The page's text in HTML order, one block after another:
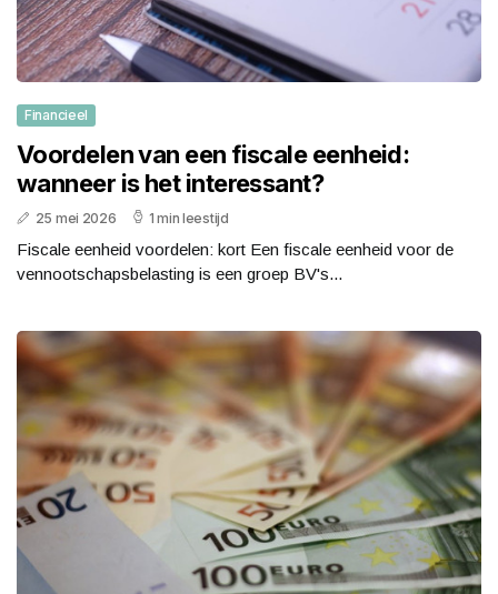
Financieel
Voordelen van een fiscale eenheid:
wanneer is het interessant?
25 mei 2026 1 min leestijd
Fiscale eenheid voordelen: kort Een fiscale eenheid voor de
vennootschapsbelasting is een groep BV's...